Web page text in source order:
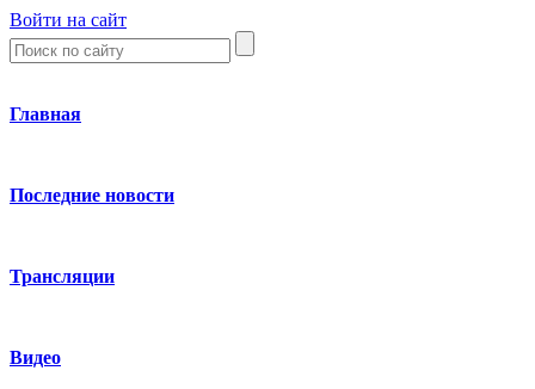
Войти на сайт
Главная
Последние новости
Трансляции
Видео